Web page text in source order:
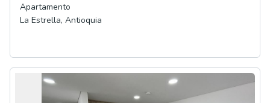
Apartamento
La Estrella, Antioquia